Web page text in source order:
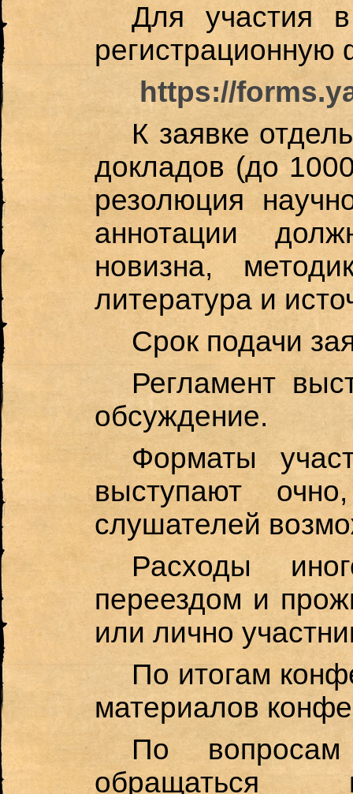
Для участия
регистрационную
https://
К заявке
докладов (до
резолюция
аннотации
новизна,
литература и
Срок подачи
Регламент
обсуждение.
Форматы
выступают
слушателей
Расходы
переездом и
или лично
По итогам
материалов
По
обращаться